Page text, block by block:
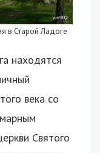
в Старой Ладоге
находятся
века со
Святого